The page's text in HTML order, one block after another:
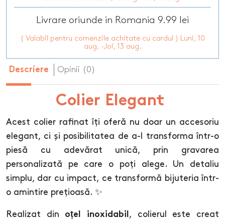
Livrare oriunde in Romania 9.99 lei
( Valabil pentru comenzile achitate cu cardul ) Luni, 10
aug. -Joi, 13 aug.
Descriere Opinii (0)
Colier Elegant
Acest colier rafinat îți oferă nu doar un accesoriu
elegant, ci și posibilitatea de a-l transforma într-o
piesă cu adevărat unică, prin gravarea
personalizată pe care o poți alege. Un detaliu
simplu, dar cu impact, ce transformă bijuteria într-
o amintire prețioasă. ✨
Realizat din oțel inoxidabil , colierul este creat